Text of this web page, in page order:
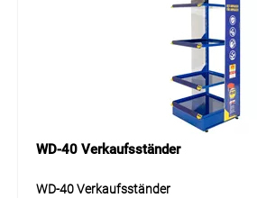
WD-40 Verkaufsständer
WD-40 Verkaufsständer